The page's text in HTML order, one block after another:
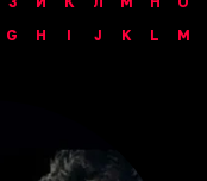
G H I J K L M